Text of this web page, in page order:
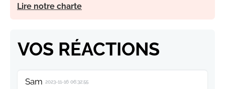
Lire notre charte
VOS RÉACTIONS
Sam 2023-11-16 06:32:55